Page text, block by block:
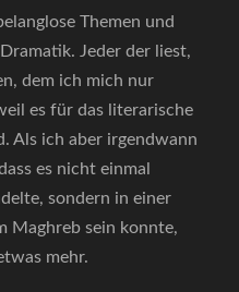
Themen und
Jeder der liest,
dem ich mich nur
es für das literarische
Als ich aber irgendwann
es nicht einmal
sondern in einer
Maghreb sein konnte,
mehr.